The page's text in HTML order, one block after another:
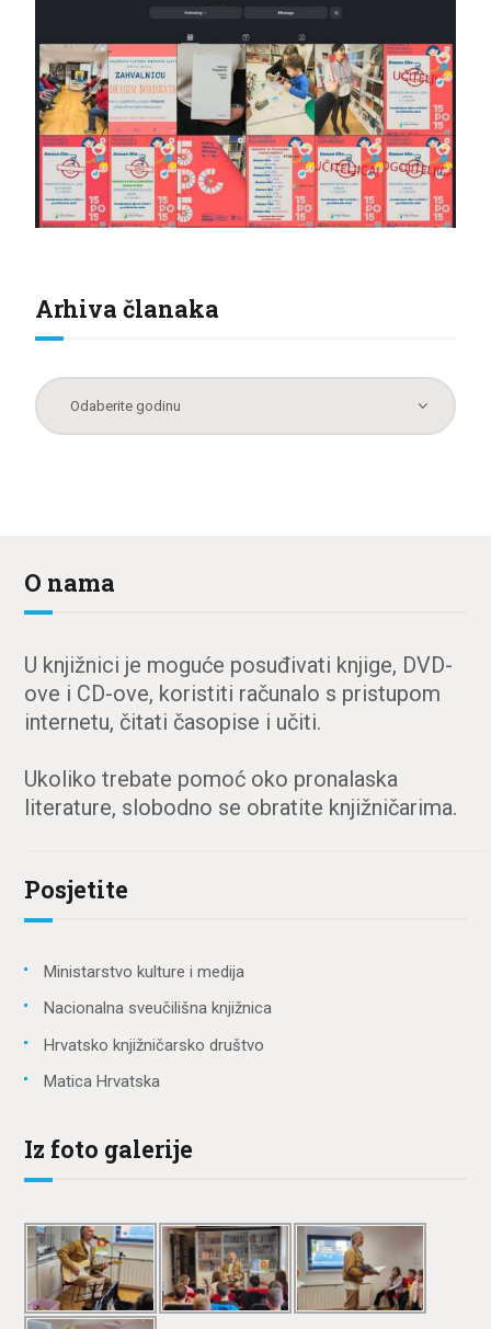
Arhiva članaka
O nama
U knjižnici je moguće posuđivati knjige, DVD-
ove i CD-ove, koristiti računalo s pristupom
internetu, čitati časopise i učiti.
Ukoliko trebate pomoć oko pronalaska
literature, slobodno se obratite knjižničarima.
Posjetite
Ministarstvo kulture i medija
Nacionalna sveučilišna knjižnica
Hrvatsko knjižničarsko društvo
Matica Hrvatska
Iz foto galerije